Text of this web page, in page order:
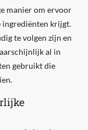
manier om ervoor
ingrediënten krijgt.
te volgen zijn en
al in
gebruikt die